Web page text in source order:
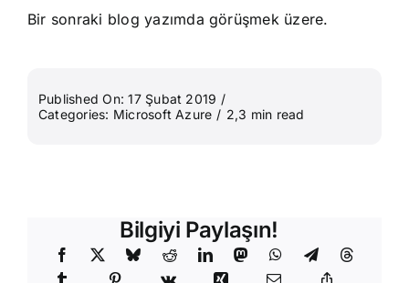
Bir sonraki blog yazımda görüşmek üzere.
Published On: 17 Şubat 2019 /
Categories: Microsoft Azure / 2,3 min read
Bilgiyi Paylaşın!